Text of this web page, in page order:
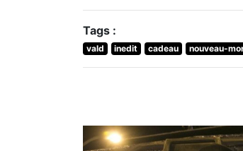
Tags :
vald inedit cadeau nouveau-